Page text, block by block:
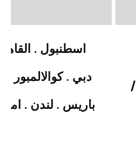
ولغاية 09 / 10 /
اسطنبول .
دبي . كوالالمبور
باريس . لندن .